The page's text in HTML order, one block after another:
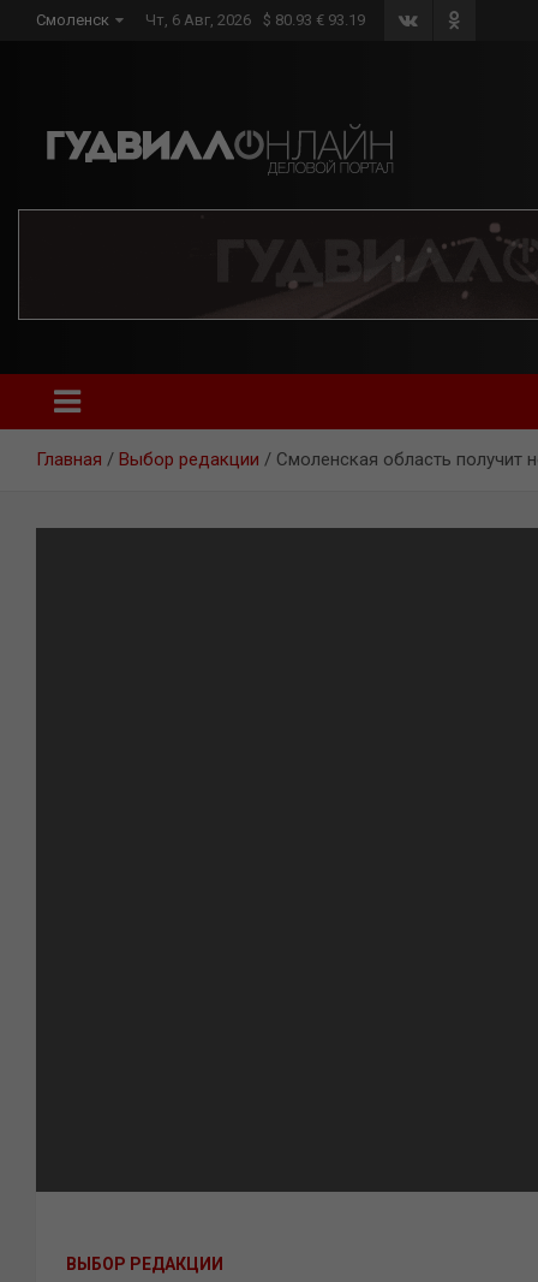
Смоленск Чт, 6 Авг, 2026 $ 80.93 € 93.19
Главная Выбор редакции Смоленская область получит
ВЫБОР РЕДАКЦИИ